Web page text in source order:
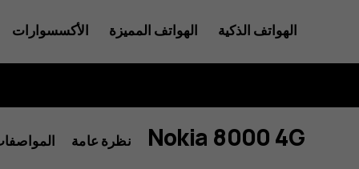
Nokia
8000
الهواتف الذكية الهواتف المميزة
الأكسسوارات
Nokia 8000 4G نظرة عامة